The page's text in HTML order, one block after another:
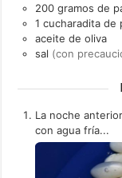
200 gramos de
1 cucharadita de
aceite de oliva
sal (con
La noche
con agua fría...